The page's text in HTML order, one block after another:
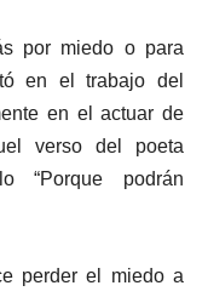
por miedo o para
en el trabajo del
en el actuar de
verso del poeta
“Porque podrán
perder el miedo a